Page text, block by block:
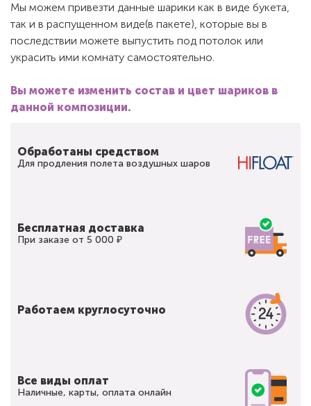
Мы можем привезти данные шарики как в виде букета,
так и в распущенном виде(в пакете), которые вы в
последствии можете выпустить под потолок или
украсить ими комнату самостоятельно.
Вы можете изменить состав и цвет шариков в
данной композиции.
Обработаны средством
Для продления полета воздушных шаров
Бесплатная доставка
При заказе от 5 000 ₽
Работаем круглосуточно
Все виды оплат
Наличные, карты, оплата онлайн